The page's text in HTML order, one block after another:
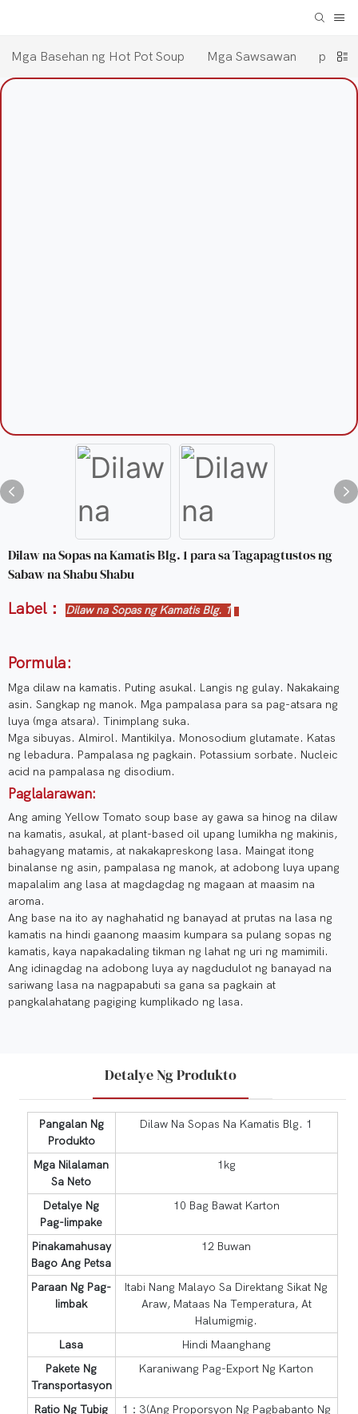
Mga Basehan ng Hot Pot Soup Mga Sawsawan
Dilaw na Sopas na Kamatis Blg. 1 para sa Tagapagtustos ng
Sabaw na Shabu Shabu
Label： Dilaw na Sopas ng Kamatis Blg. 1
Pormula:
Mga dilaw na kamatis. Puting asukal. Langis ng gulay. Nakakaing
asin. Sangkap ng manok. Mga pampalasa para sa pag-atsara ng
luya (mga atsara). Tinimplang suka.
Mga sibuyas. Almirol. Mantikilya. Monosodium glutamate. Katas
ng lebadura. Pampalasa ng pagkain. Potassium sorbate. Nucleic
acid na pampalasa ng disodium.
Paglalarawan:
Ang aming Yellow Tomato soup base ay gawa sa hinog na dilaw
na kamatis, asukal, at plant-based oil upang lumikha ng makinis,
bahagyang matamis, at nakakapreskong lasa. Maingat itong
binalanse ng asin, pampalasa ng manok, at adobong luya upang
mapalalim ang lasa at magdagdag ng magaan at maasim na
aroma.
Ang base na ito ay naghahatid ng banayad at prutas na lasa ng
kamatis na hindi gaanong maasim kumpara sa pulang sopas ng
kamatis, kaya napakadaling tikman ng lahat ng uri ng mamimili.
Ang idinagdag na adobong luya ay nagdudulot ng banayad na
sariwang lasa na nagpapabuti sa gana sa pagkain at
pangkalahatang pagiging kumplikado ng lasa.
Detalye Ng Produkto
Pangalan Ng
Produkto
Dilaw Na Sopas Na Kamatis Blg. 1
Mga Nilalaman
Sa Neto
1kg
Detalye Ng
Pag-Iimpake
10 Bag Bawat Karton
Pinakamahusay
Bago Ang Petsa
12 Buwan
Paraan Ng Pag-
Iimbak
Itabi Nang Malayo Sa Direktang Sikat Ng
Araw, Mataas Na Temperatura, At
Halumigmig.
Lasa
Hindi Maanghang
Pakete Ng
Transportasyon
Karaniwang Pag-Export Ng Karton
Ratio Ng Tubig
1：3(Ang Proporsyon Ng Pagbabanto Ng